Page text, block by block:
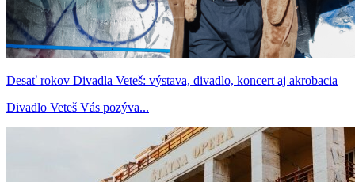
Desať rokov Divadla Veteš: výstava, divadlo, koncert aj akrobacia
Divadlo Veteš Vás pozýva...